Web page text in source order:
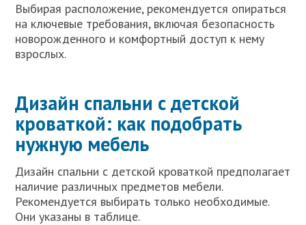
Выбирая расположение, рекомендуется опираться
на ключевые требования, включая безопасность
новорожденного и комфортный доступ к нему
взрослых.
Дизайн спальни с детской
кроваткой: как подобрать
нужную мебель
Дизайн спальни с детской кроваткой предполагает
наличие различных предметов мебели.
Рекомендуется выбирать только необходимые.
Они указаны в таблице.